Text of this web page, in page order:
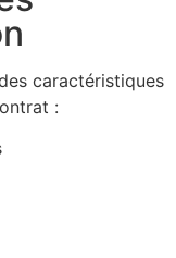
caractéristiques
: